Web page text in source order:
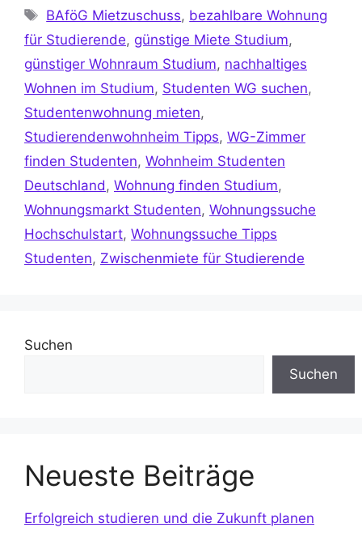
BAföG Mietzuschuss, bezahlbare Wohnung
für Studierende, günstige Miete Studium,
günstiger Wohnraum Studium, nachhaltiges
Wohnen im Studium, Studenten WG suchen,
Studentenwohnung mieten,
Studierendenwohnheim Tipps, WG-Zimmer
finden Studenten, Wohnheim Studenten
Deutschland, Wohnung finden Studium,
Wohnungsmarkt Studenten, Wohnungssuche
Hochschulstart, Wohnungssuche Tipps
Studenten, Zwischenmiete für Studierende
Suchen
Suchen
Neueste Beiträge
Erfolgreich studieren und die Zukunft planen